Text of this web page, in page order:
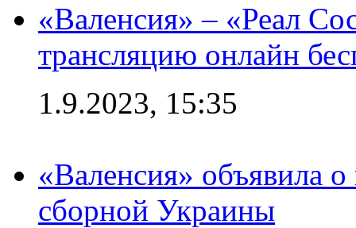
«Валенсия» – «Реал
трансляцию онлайн
1.9.2023, 15:35
«Валенсия» объявила
сборной Украины